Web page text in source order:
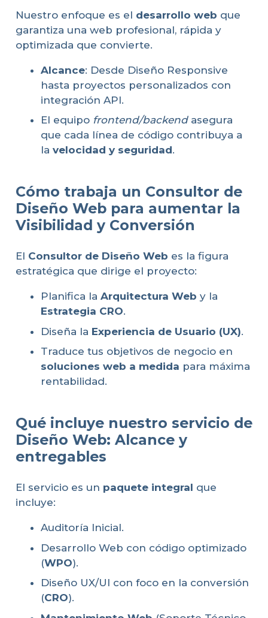
Nuestro enfoque es el desarrollo web que
garantiza una web profesional, rápida y
optimizada que convierte.
Alcance: Desde Diseño Responsive
hasta proyectos personalizados con
integración API.
El equipo frontend/backendasegura
que cada línea de código contribuya a
la velocidad y seguridad.
Cómo trabaja un Consultor de
Diseño Web para aumentar la
Visibilidad y Conversión
El Consultor de Diseño Web es la figura
estratégica que dirige el proyecto:
Planifica la Arquitectura Web y la
Estrategia CRO.
Diseña la Experiencia de Usuario (UX).
Traduce tus objetivos de negocio en
soluciones web a medida para máxima
rentabilidad.
Qué incluye nuestro servicio de
Diseño Web: Alcance y
entregables
El servicio es un paquete integral que
incluye:
Auditoría Inicial.
Desarrollo Web con código optimizado
(WPO).
Diseño UX/UI con foco en la conversión
(CRO).